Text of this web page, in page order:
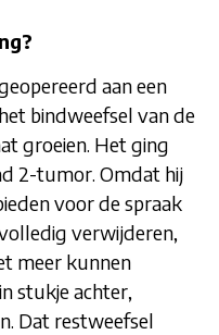
aan een
bindweefsel van de
groeien. Het ging
2-tumor. Omdat hij
voor de spraak
verwijderen,
meer kunnen
stukje achter,
Dat restweefsel